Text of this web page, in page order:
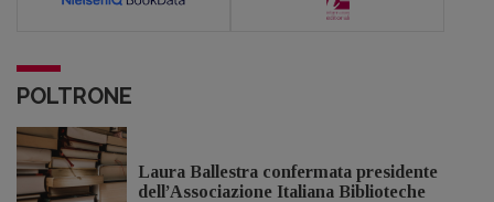
POLTRONE
Laura Ballestra confermata presidente
dell’Associazione Italiana Biblioteche